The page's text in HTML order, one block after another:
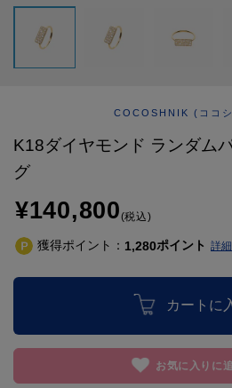
COCOSHNIK (ココ
K18ダイヤモンド ランダム
グ
¥140,800(税込)
獲得ポイント： 1,280ポイント 詳細
カートに
お気に入りに